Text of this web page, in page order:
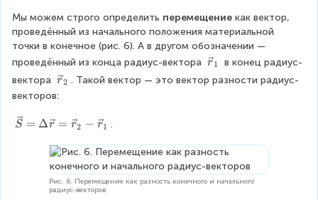
Мы можем строго определить перемещение как вектор,
проведённый из начального положения материальной
точки в конечное (рис. 6). А в другом обозначении —
проведённый из конца радиус-вектора \
v
e
1
r1
в конец радиус-
вектора \
v
c
_
2
r2 . Такой вектор — это вектор разности радиус-
векторов:
\
S = Δr = r2 − r1 .
Рис. 6. Перемещение как разность конечного и начального
радиус-векторов